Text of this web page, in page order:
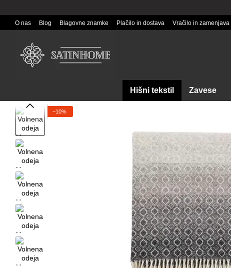
O nas Blog Blagovne znamke Plačilo in dostava Vračilo in zamenjava
Hišni tekstil Zavese
−10%